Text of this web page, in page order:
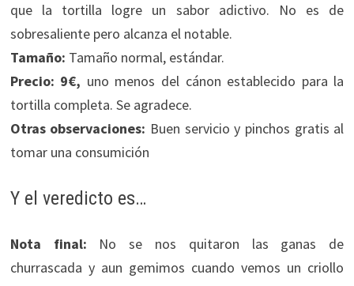
que la tortilla logre un sabor adictivo. No es de
sobresaliente pero alcanza el notable.
Tamaño: Tamaño normal, estándar.
Precio: 9€, uno menos del cánon establecido para la
tortilla completa. Se agradece.
Otras observaciones: Buen servicio y pinchos gratis al
tomar una consumición
Y el veredicto es…
Nota final: No se nos quitaron las ganas de
churrascada y aun gemimos cuando vemos un criollo